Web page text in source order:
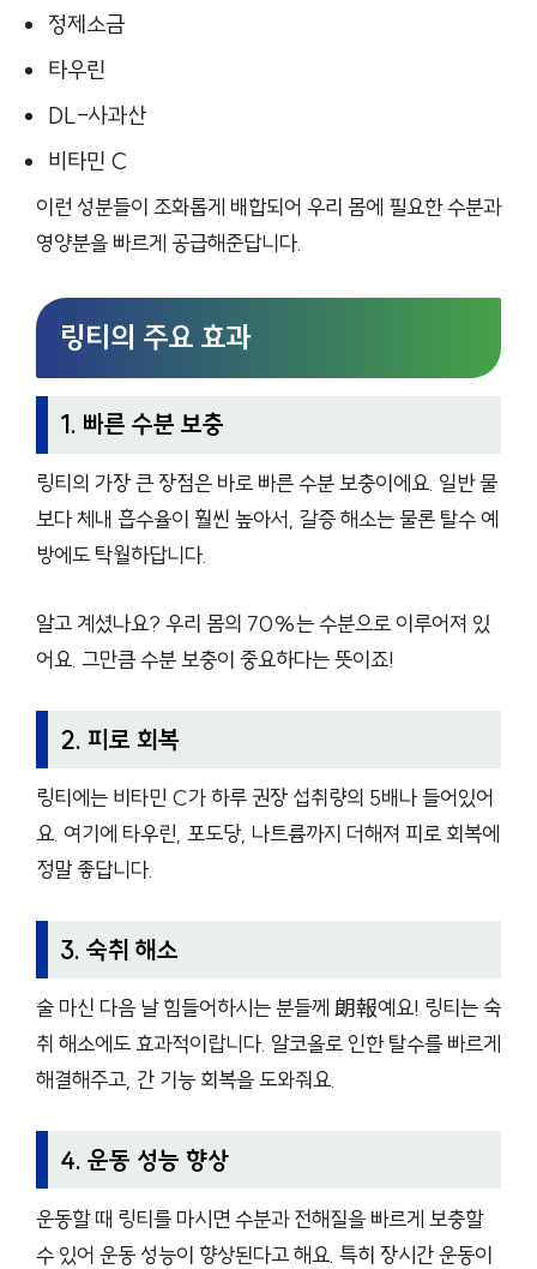
정제소금
타우린
DL-사과산
비타민 C
이런 성분들이 조화롭게 배합되어 우리 몸에 필요한 수분과
영양분을 빠르게 공급해준답니다.
링티의 주요 효과
1. 빠른 수분 보충
링티의 가장 큰 장점은 바로 빠른 수분 보충이에요. 일반 물
보다 체내 흡수율이 훨씬 높아서, 갈증 해소는 물론 탈수 예
방에도 탁월하답니다.
알고 계셨나요? 우리 몸의 70%는 수분으로 이루어져 있
어요. 그만큼 수분 보충이 중요하다는 뜻이죠!
2. 피로 회복
링티에는 비타민 C가 하루 권장 섭취량의 5배나 들어있어
요. 여기에 타우린, 포도당, 나트륨까지 더해져 피로 회복에
정말 좋답니다.
3. 숙취 해소
술 마신 다음 날 힘들어하시는 분들께 朗報예요! 링티는 숙
취 해소에도 효과적이랍니다. 알코올로 인한 탈수를 빠르게
해결해주고, 간 기능 회복을 도와줘요.
4. 운동 성능 향상
운동할 때 링티를 마시면 수분과 전해질을 빠르게 보충할
수 있어 운동 성능이 향상된다고 해요. 특히 장시간 운동이